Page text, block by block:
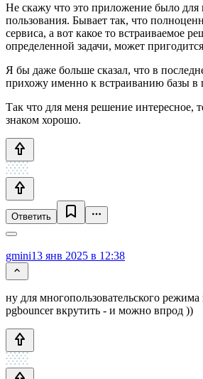
Не скажу что это приложение было для
пользования. Бывает так, что
сервиса, а вот какое то встраиваемое
определенной задачи, может
Я бы даже больше сказал, что в
прихожу именно к встраиванию базы в
Так что для меня решение интересное,
знаком хорошо.
Ответить
gmini13 янв 2025 в 12:38
ну для многопользовательского режима
pgbouncer вкрутить - и можно впрод ))